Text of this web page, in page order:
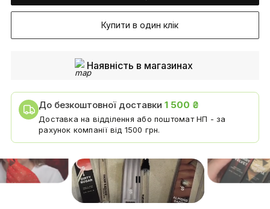
Купити в один клік
Наявність в магазинах
До безкоштовної доставки1 500 ₴
Доставка на відділення або поштомат НП - за
рахунок компанії від 1500 грн.